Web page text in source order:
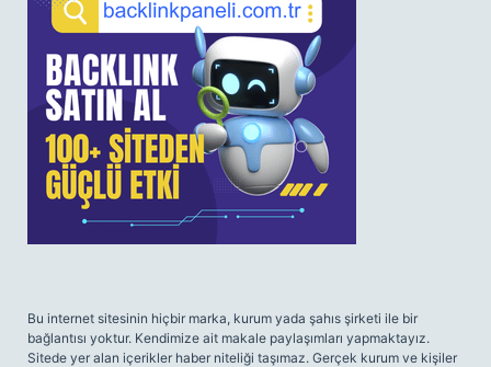
Bu internet sitesinin hiçbir marka, kurum yada şahıs şirketi ile bir
bağlantısı yoktur. Kendimize ait makale paylaşımları yapmaktayız.
Sitede yer alan içerikler haber niteliği taşımaz. Gerçek kurum ve kişiler